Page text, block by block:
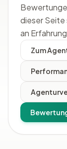
dieser Seite
an
Zum